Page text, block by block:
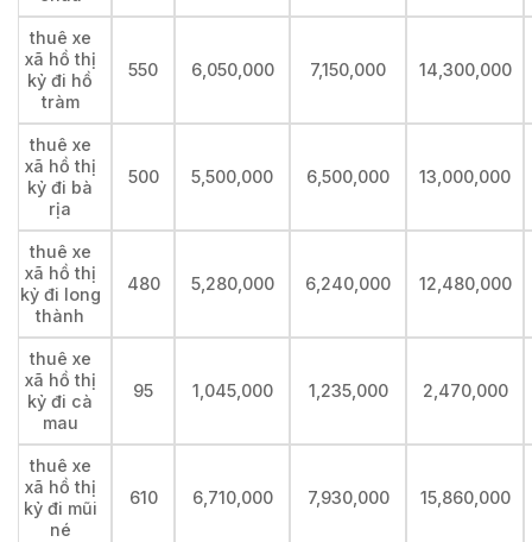
thuê xe
xã hồ thị
kỷ đi hồ
tràm
550 6,050,000 7,150,000 14,300,000
thuê xe
xã hồ thị
kỷ đi bà
rịa
500 5,500,000 6,500,000 13,000,000
thuê xe
xã hồ thị
kỷ đi long
thành
480 5,280,000 6,240,000 12,480,000
thuê xe
xã hồ thị
kỷ đi cà
mau
95 1,045,000 1,235,000 2,470,000
thuê xe
xã hồ thị
kỷ đi mũi
né
610 6,710,000 7,930,000 15,860,000